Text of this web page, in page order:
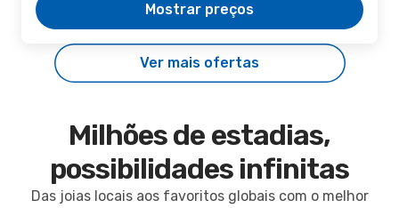
Mostrar preços
Ver mais ofertas
Milhões de estadias,
possibilidades infinitas
Das joias locais aos favoritos globais com o melhor